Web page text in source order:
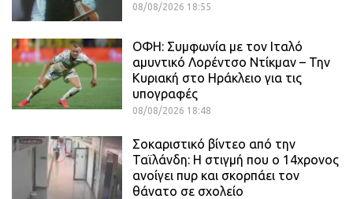
08/08/2026 18:55
ΟΦΗ: Συμφωνία με τον Ιταλό
αμυντικό Λορέντσο Ντίκμαν – Την
Κυριακή στο Ηράκλειο για τις
υπογραφές
08/08/2026 18:48
Σοκαριστικό βίντεο από την
Ταϊλάνδη: Η στιγμή που ο 14χρονος
ανοίγει πυρ και σκορπάει τον
θάνατο σε σχολείο